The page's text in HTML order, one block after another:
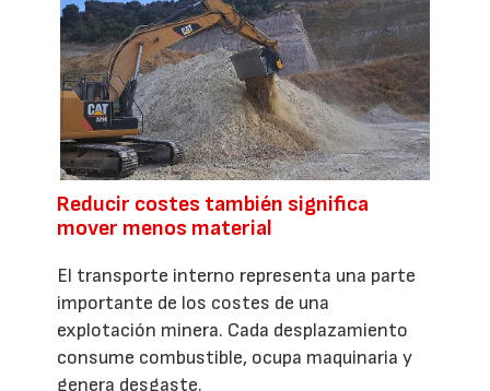
Reducir costes también significa
mover menos material
El transporte interno representa una parte
importante de los costes de una
explotación minera. Cada desplazamiento
consume combustible, ocupa maquinaria y
genera desgaste.